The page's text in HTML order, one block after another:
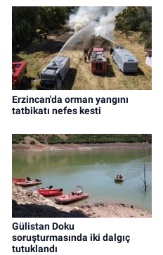
Erzincan'da orman yangını
tatbikatı nefes kesti
Gülistan Doku
soruşturmasında iki dalgıç
tutuklandı